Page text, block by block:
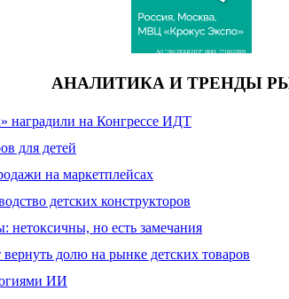
АО "ЭКСПОЦЕНТР" ИНН: 7718033809
АНАЛИТИКА И ТРЕНДЫ
наградили на Конгрессе ИДТ
для детей
на маркетплейсах
детских конструкторов
нетоксичны, но есть замечания
долю на рынке детских товаров
ИИ